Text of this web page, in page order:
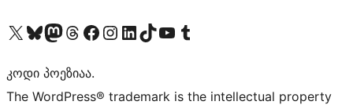
Visit our X (formerly Twitter) account
Visit our Bluesky account
Visit our Mastodon account
Visit our Threads account
Visit our Facebook page
Visit our Instagram account
Visit our LinkedIn account
Visit our TikTok account
Visit our YouTube channel
Visit our Tumblr account
კოდი პოეზიაა.
The WordPress® trademark is the intellectual property